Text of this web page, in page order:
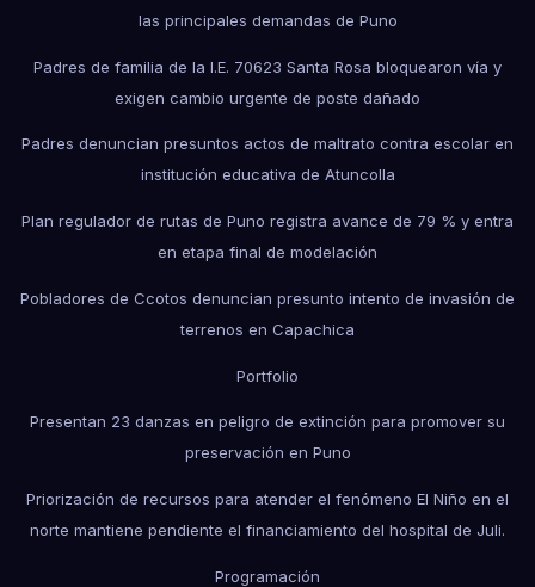
las principales demandas de Puno
Padres de familia de la I.E. 70623 Santa Rosa bloquearon vía y
exigen cambio urgente de poste dañado
Padres denuncian presuntos actos de maltrato contra escolar en
institución educativa de Atuncolla
Plan regulador de rutas de Puno registra avance de 79 % y entra
en etapa final de modelación
Pobladores de Ccotos denuncian presunto intento de invasión de
terrenos en Capachica
Portfolio
Presentan 23 danzas en peligro de extinción para promover su
preservación en Puno
Priorización de recursos para atender el fenómeno El Niño en el
norte mantiene pendiente el financiamiento del hospital de Juli.
Programación